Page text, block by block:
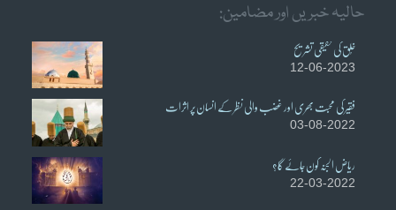
حالیہ خبریں اور مضامین:
خُلق کی حقیقی تشریح
12-06-2023
فقیر کی محبت بھری اور غضب والی نظر کے انسان پر اثرات
03-08-2022
ریاض الجنہ کون جائے گا؟
22-03-2022